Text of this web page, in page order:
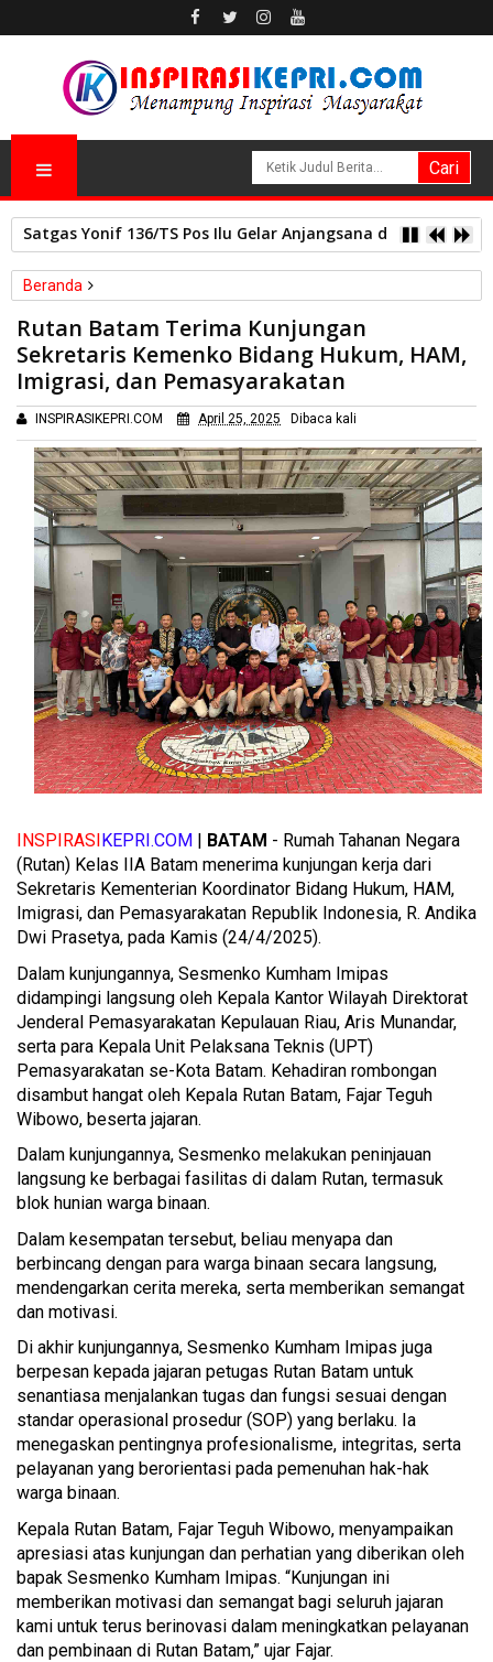
Satgas Yonif 136/TS Pos Ilu Gelar Anjangsana dan Bagikan
Beranda
Rutan Batam Terima Kunjungan Sekretaris Kemenko Bidang
Hukum, HAM, Imigrasi, dan Pemasyarakatan
Rutan Batam Terima Kunjungan
Sekretaris Kemenko Bidang Hukum, HAM,
Imigrasi, dan Pemasyarakatan
INSPIRASIKEPRI.COM April 25, 2025 Dibaca kali
INSPIRASIKEPRI.COM | BATAM - Rumah Tahanan Negara
(Rutan) Kelas IIA Batam menerima kunjungan kerja dari
Sekretaris Kementerian Koordinator Bidang Hukum, HAM,
Imigrasi, dan Pemasyarakatan Republik Indonesia, R. Andika
Dwi Prasetya, pada Kamis (24/4/2025).
Dalam kunjungannya, Sesmenko Kumham Imipas
didampingi langsung oleh Kepala Kantor Wilayah Direktorat
Jenderal Pemasyarakatan Kepulauan Riau, Aris Munandar,
serta para Kepala Unit Pelaksana Teknis (UPT)
Pemasyarakatan se-Kota Batam. Kehadiran rombongan
disambut hangat oleh Kepala Rutan Batam, Fajar Teguh
Wibowo, beserta jajaran.
Dalam kunjungannya, Sesmenko melakukan peninjauan
langsung ke berbagai fasilitas di dalam Rutan, termasuk
blok hunian warga binaan.
Dalam kesempatan tersebut, beliau menyapa dan
berbincang dengan para warga binaan secara langsung,
mendengarkan cerita mereka, serta memberikan semangat
dan motivasi.
Di akhir kunjungannya, Sesmenko Kumham Imipas juga
berpesan kepada jajaran petugas Rutan Batam untuk
senantiasa menjalankan tugas dan fungsi sesuai dengan
standar operasional prosedur (SOP) yang berlaku. Ia
menegaskan pentingnya profesionalisme, integritas, serta
pelayanan yang berorientasi pada pemenuhan hak-hak
warga binaan.
Kepala Rutan Batam, Fajar Teguh Wibowo, menyampaikan
apresiasi atas kunjungan dan perhatian yang diberikan oleh
bapak Sesmenko Kumham Imipas. “Kunjungan ini
memberikan motivasi dan semangat bagi seluruh jajaran
kami untuk terus berinovasi dalam meningkatkan pelayanan
dan pembinaan di Rutan Batam,” ujar Fajar.